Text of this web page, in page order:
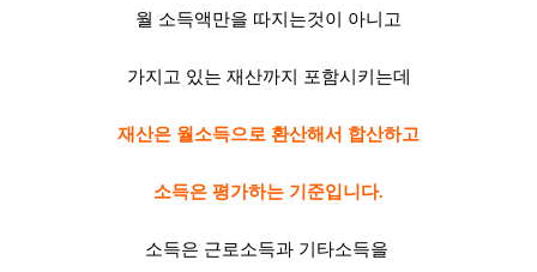
월 소득액만을 따지는것이 아니고
가지고 있는 재산까지 포함시키는데
재산은 월소득으로 환산해서 합산하고
소득은 평가하는 기준입니다.
소득은 근로소득과 기타소득을